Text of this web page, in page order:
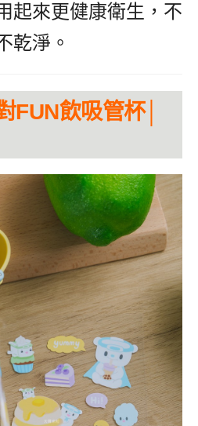
起來更健康衛生，不
乾淨。
FUN飲吸管杯│